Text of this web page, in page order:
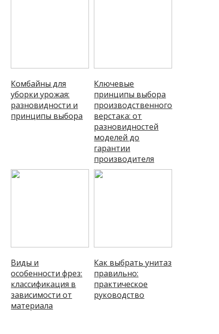
Комбайны для
уборки урожая:
разновидности и
принципы выбора
Ключевые
принципы выбора
производственного
верстака: от
разновидностей
моделей до
гарантии
производителя
Виды и
особенности фрез:
классификация в
зависимости от
материала
Как выбрать унитаз
правильно:
практическое
руководство